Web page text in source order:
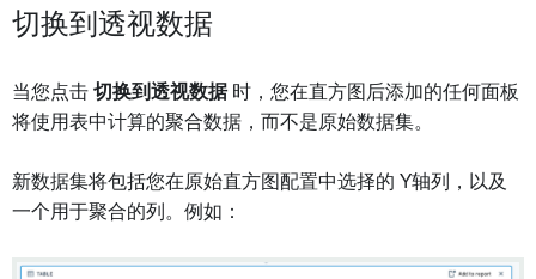
切换到透视数据
当您点击 切换到透视数据时，您在直方图后添加的任何面板
将使用表中计算的聚合数据，而不是原始数据集。
新数据集将包括您在原始直方图配置中选择的 Y轴列，以及
一个用于聚合的列。例如：